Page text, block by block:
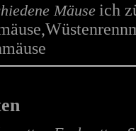
Mäuse ich